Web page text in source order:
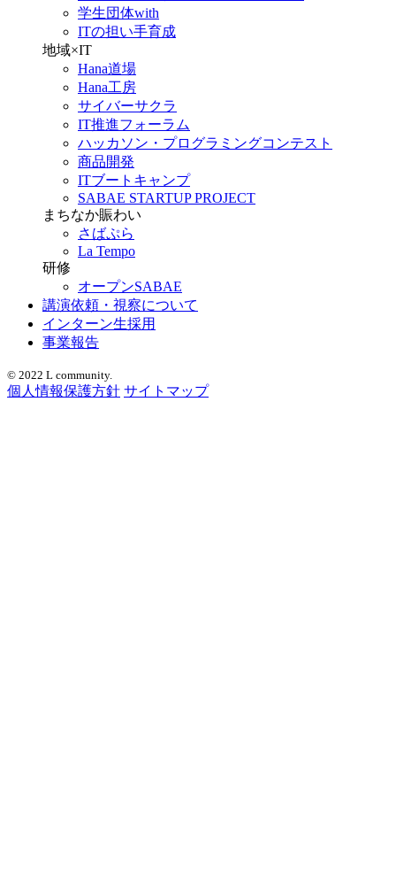
学生団体with
ITの担い手育成
地域×IT
Hana道場
Hana工房
サイバーサクラ
IT推進フォーラム
ハッカソン・プログラミングコンテスト
商品開発
ITブートキャンプ
SABAE STARTUP PROJECT
まちなか賑わい
さばぷら
La Tempo
研修
オープンSABAE
講演依頼・視察について
インターン生採用
事業報告
© 2022 L community.
個人情報保護方針 サイトマップ